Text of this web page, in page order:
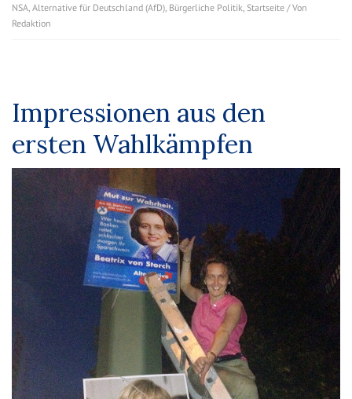
NSA Alternative für Deutschland (AfD) Bürgerliche Politik Startseite / Von
Redaktion
Impressionen aus den
ersten Wahlkämpfen